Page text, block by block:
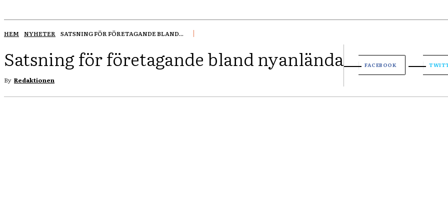
HEM NYHETER SATSNING FÖR FÖRETAGANDE BLAND...
Satsning för företagande bland nyanlända
By Redaktionen
FACEBOOK